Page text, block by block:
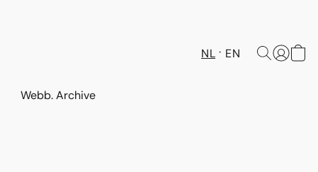
NL EN
Webb. Archive